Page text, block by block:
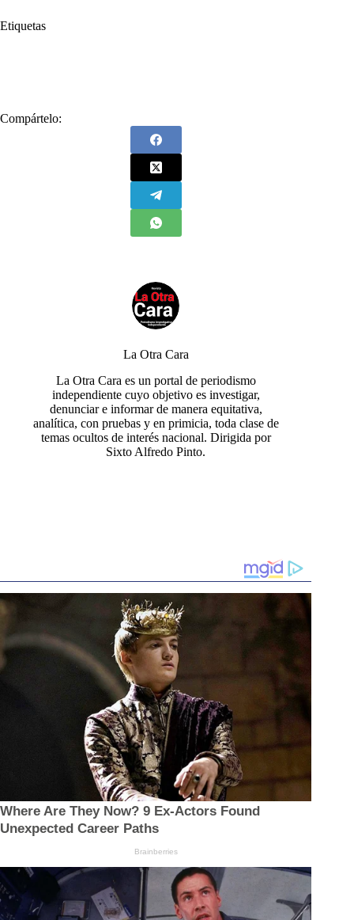
Etiquetas
Compártelo:
La Otra Cara
La Otra Cara es un portal de periodismo
independiente cuyo objetivo es investigar,
denunciar e informar de manera equitativa,
analítica, con pruebas y en primicia, toda clase de
temas ocultos de interés nacional. Dirigida por
Sixto Alfredo Pinto.